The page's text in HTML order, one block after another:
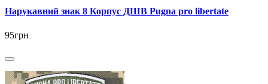
Нарукавний знак 8 Корпус ДШВ Pugna pro libertate
95грн